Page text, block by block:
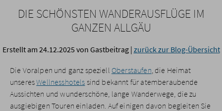
DIE SCHÖNSTEN WANDERAUSFLÜGE IM
GANZEN ALLGÄU
Erstellt am 24.12.2025 von Gastbeitrag| zurück zur Blog-Übersicht
Die Voralpen und ganz speziell Oberstaufen, die Heimat
unseresWellnesshotels sind bekannt für atemberaubende
Aussichten und wunderschöne, lange Wanderwege, die zu
ausgiebigen Touren einladen. Auf einigen davon begleiten Sie